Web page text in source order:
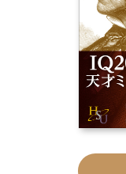
雑貨
外国語